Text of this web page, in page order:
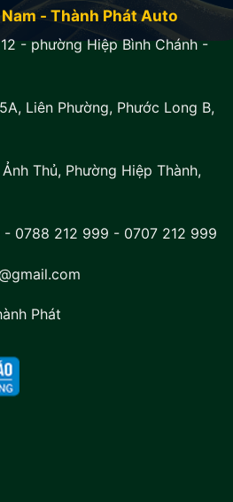
- Thành Phát Auto
- phường Hiệp Bình Chánh -
Liên Phường, Phước Long B,
Thủ, Phường Hiệp Thành,
- 0788 212 999 - 0707 212 999
Phát